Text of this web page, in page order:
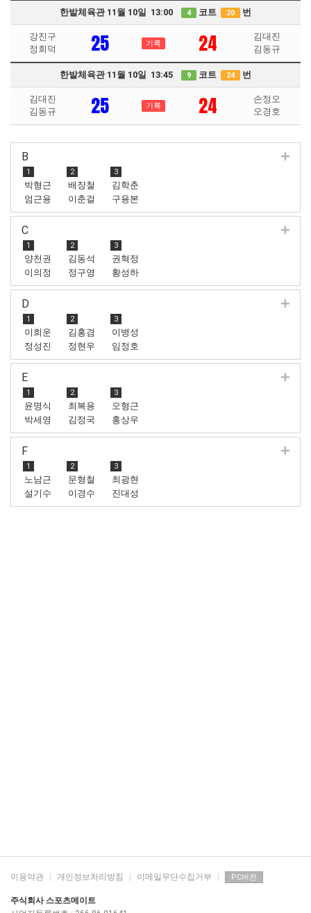
한밭체육관 11월 10일 13:00 4 코트 20 번
강진구
정회덕
25 기록 24
김대진
김동규
한밭체육관 11월 10일 13:45 9 코트 24 번
김대진
김동규
25 기록 24
손정오
오경호
B
1
박형근
엄근용
2
배장철
이춘걸
3
김학춘
구용본
C
1
양천권
이의정
2
김동석
정구영
3
권혁정
황성하
D
1
이희운
정성진
2
김홍겸
정현우
3
이병성
임정호
E
1
윤명식
박세영
2
최복용
김정국
3
오형근
홍상우
F
1
노남근
설기수
2
문형철
이경수
3
최광현
진대성
이용약관 개인정보처리방침 이메일무단수집거부 PC버전
주식회사 스포츠메이트